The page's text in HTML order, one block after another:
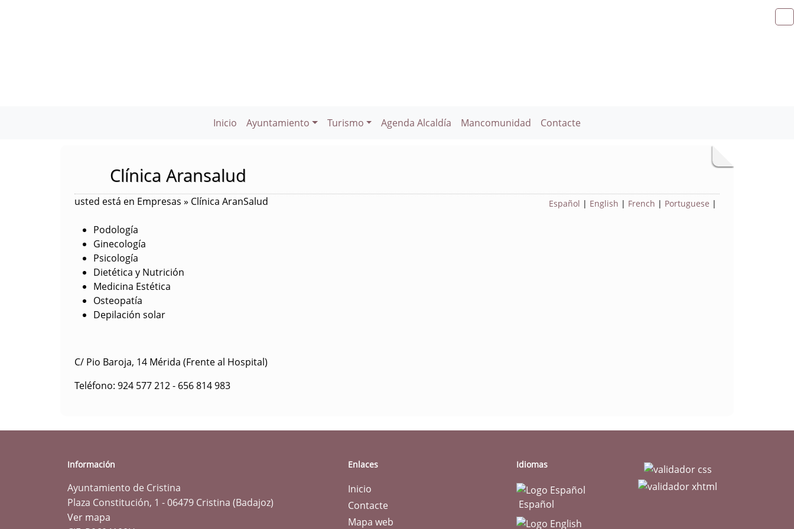
Inicio Ayuntamiento Turismo Agenda Alcaldía Mancomunidad Contacte
Clínica Aransalud
Español | English | French | Portuguese |
usted está en Empresas » Clínica AranSalud
Podología
Ginecología
Psicología
Dietética y Nutrición
Medicina Estética
Osteopatía
Depilación solar
C/ Pio Baroja, 14 Mérida (Frente al Hospital)
Teléfono: 924 577 212 - 656 814 983
Información
Ayuntamiento de Cristina
Plaza Constitución, 1 - 06479 Cristina (Badajoz)
Ver mapa
Enlaces
Inicio
Contacte
Mapa web
Idiomas
Español